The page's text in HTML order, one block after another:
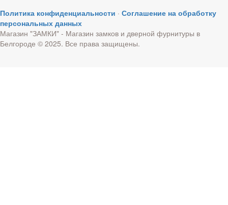
Политика конфиденциальности · Соглашение на обработку
персональных данных
Магазин "ЗАМКИ" - Магазин замков и дверной фурнитуры в
Белгороде © 2025. Все права защищены.